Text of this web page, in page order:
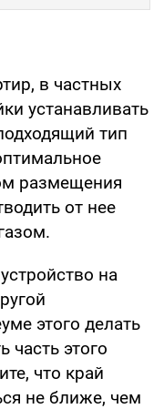
в частных
устанавливать
тип
размещения
от нее
на
этого делать
часть этого
что край
не ближе, чем